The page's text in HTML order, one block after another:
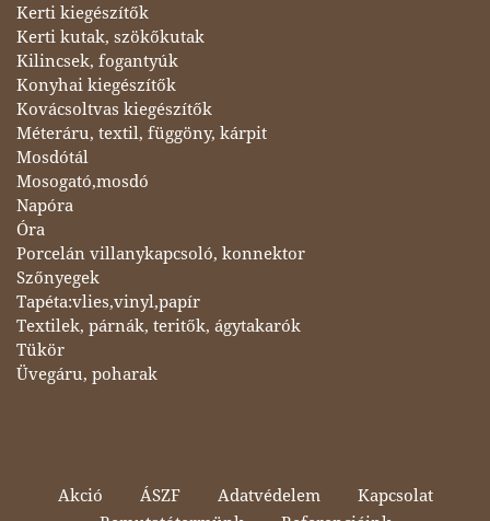
Kerti kiegészítők
Kerti kutak, szökőkutak
Kilincsek, fogantyúk
Konyhai kiegészítők
Kovácsoltvas kiegészítők
Méteráru, textil, függöny, kárpit
Mosdótál
Mosogató,mosdó
Napóra
Óra
Porcelán villanykapcsoló, konnektor
Szőnyegek
Tapéta:vlies,vinyl,papír
Textilek, párnák, teritők, ágytakarók
Tükör
Üvegáru, poharak
Akció ÁSZF Adatvédelem
Kapcsolat